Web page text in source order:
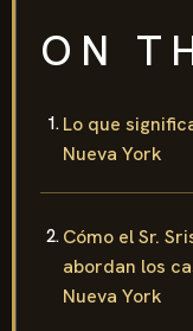
ON
Lo que
Nueva York
Cómo el Sr.
abordan los
Nueva York